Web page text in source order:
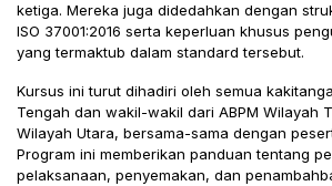
ketiga. Mereka juga didedahkan dengan
ISO 37001:2016 serta keperluan khusus
yang termaktub dalam standard tersebut.
Kursus ini turut dihadiri oleh semua
Tengah dan wakil-wakil dari ABPM Wilayah
Wilayah Utara, bersama-sama dengan
Program ini memberikan panduan tentang
pelaksanaan, penyemakan, dan